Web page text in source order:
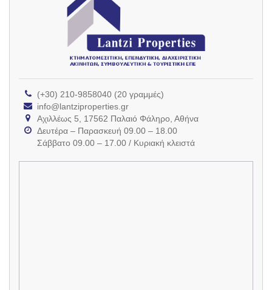
(+30) 210-9858040 (20 γραμμές)
info@lantziproperties.gr
Αχιλλέως 5, 17562 Παλαιό Φάληρο, Αθήνα
Δευτέρα – Παρασκευή 09.00 – 18.00
Σάββατο 09.00 – 17.00 / Κυριακή κλειστά